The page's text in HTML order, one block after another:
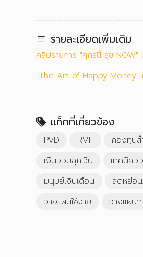
รายละเอียดเพิ่มเติม
คลิปรายการ "ศุกร์นี้ สุข
"The Art of Happy Money"
แท็กที่เกี่ยวข้อง
PVD RMF กองทุนส
เงินออมฉุกเฉิน
เทคนิคอ
มนุษย์เงินเดือน
ลดหย่อ
วางแผนใช้จ่าย
วางแผน